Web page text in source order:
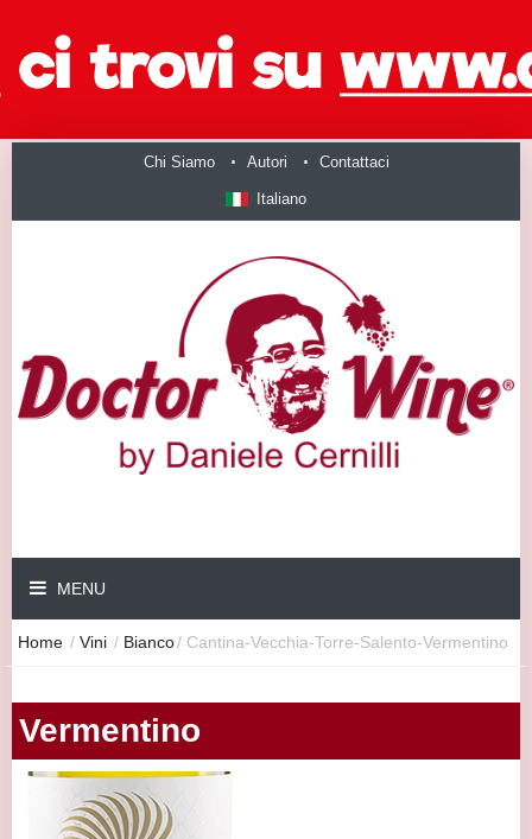
Chi Siamo Autori Contattaci
Italiano
MENU
Home / Vini / Bianco/ Cantina-Vecchia-Torre-Salento-Vermentino
Vermentino